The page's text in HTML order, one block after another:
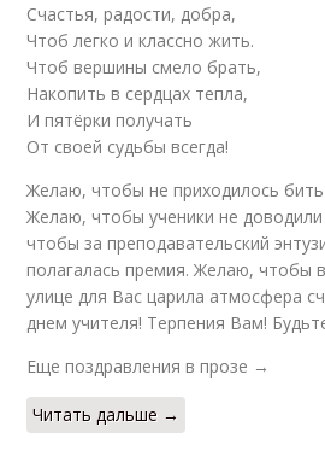
Счастья, радости, добра,
Чтоб легко и классно жить.
Чтоб вершины смело брать,
Накопить в сердцах тепла,
И пятёрки получать
От своей судьбы всегда!
Желаю, чтобы не приходилось бить
Желаю, чтобы ученики не
чтобы за преподавательский
полагалась премия. Желаю, чтобы
улице для Вас царила атмосфера
днем учителя! Терпения Вам!
Еще поздравления в прозе →
Читать дальше →